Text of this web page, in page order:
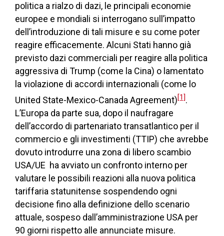
politica a rialzo di dazi, le principali economie
europee e mondiali si interrogano sull’impatto
dell’introduzione di tali misure e su come poter
reagire efficacemente. Alcuni Stati hanno già
previsto dazi commerciali per reagire alla politica
aggressiva di Trump (come la Cina) o lamentato
la violazione di accordi internazionali (come lo
United State-Mexico-Canada Agreement)[1].
L’Europa da parte sua, dopo il naufragare
dell’accordo di partenariato transatlantico per il
commercio e gli investimenti (TTIP) che avrebbe
dovuto introdurre una zona di libero scambio
USA/UE ha avviato un confronto interno per
valutare le possibili reazioni alla nuova politica
tariffaria statunitense sospendendo ogni
decisione fino alla definizione dello scenario
attuale, sospeso dall’amministrazione USA per
90 giorni rispetto alle annunciate misure.